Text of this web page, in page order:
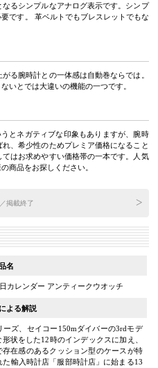
るシンプルなアナログ表示です。シンプ
です。 革ベルトでもブレスレットでもな
る腕時計との一体感は自動巻ならでは。
いとでは大違いの機能の一つです。
とネガティブな印象もありますが、腕時
、希少性のためプレミア価格になること
はお求めやすい価格帯の一本です。人気
商品をお探しください。
掲載終了
名
カレンダー アンティークウオッチ
よる解説
ズ、セイコー150mダイバーの3rdモデ
状をした12時のインデックスに加え、
在感のあるクッション型のケースが特
輸入時計店「服部時計店」に始まる13